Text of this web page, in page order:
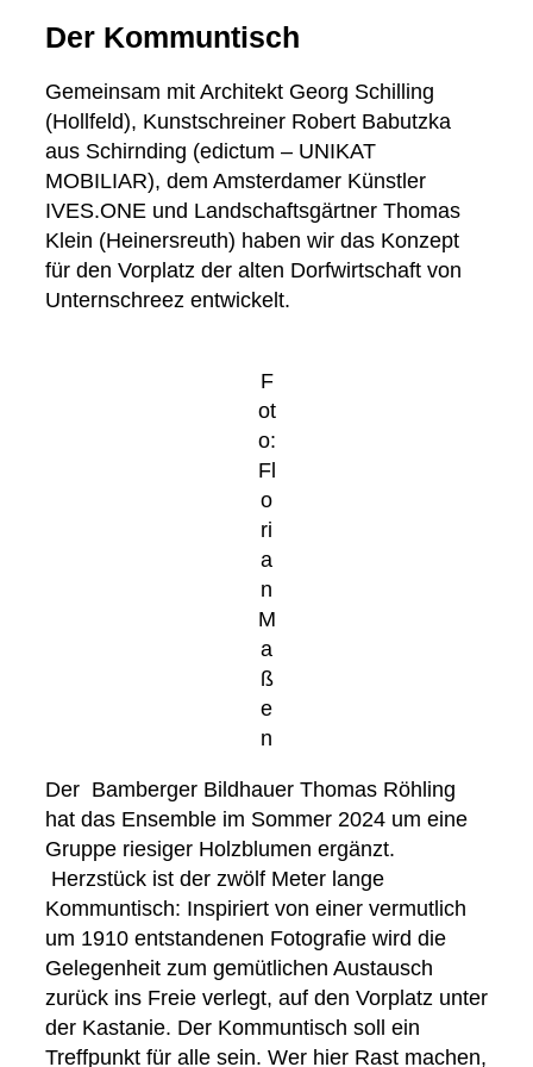
Der Kommuntisch
Gemeinsam mit Architekt Georg Schilling
(Hollfeld), Kunstschreiner Robert Babutzka
aus Schirnding (edictum – UNIKAT
MOBILIAR), dem Amsterdamer Künstler
IVES.ONE und Landschaftsgärtner Thomas
Klein (Heinersreuth) haben wir das Konzept
für den Vorplatz der alten Dorfwirtschaft von
Unternschreez entwickelt.
F
ot
o:
Fl
o
ri
a
n
M
a
ß
e
n
Der Bamberger Bildhauer Thomas Röhling
hat das Ensemble im Sommer 2024 um eine
Gruppe riesiger Holzblumen ergänzt.
Herzstück ist der zwölf Meter lange
Kommuntisch: Inspiriert von einer vermutlich
um 1910 entstandenen Fotografie wird die
Gelegenheit zum gemütlichen Austausch
zurück ins Freie verlegt, auf den Vorplatz unter
der Kastanie. Der Kommuntisch soll ein
Treffpunkt für alle sein. Wer hier Rast machen,